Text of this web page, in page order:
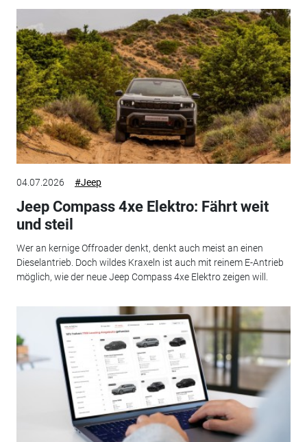
04.07.2026 #Jeep
Jeep Compass 4xe Elektro: Fährt weit
und steil
Wer an kernige Offroader denkt, denkt auch meist an einen
Dieselantrieb. Doch wildes Kraxeln ist auch mit reinem E-Antrieb
möglich, wie der neue Jeep Compass 4xe Elektro zeigen will.